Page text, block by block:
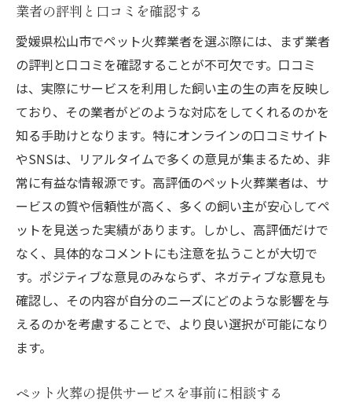
メモリアルグッズの活用法を知る
地元文化を反映した供養の選択
ペットの思い出を大切にする方法
火葬後のお骨の扱い方について
ペット火葬後の心のケアサポート
愛媛県松山市で信頼できるペット火葬業者の見
極め方
信頼度の高い業者の選定基準
業者の実績と経験を調べる方法
訪問前の事前確認ポイント
火葬前の打ち合わせで確認すべきこと
心に残る別れを演出する松山市のペット火葬の
業者の評判と口コミを確認する
愛媛県松山市でペット火葬業者を選ぶ際には、まず業者
の評判と口コミを確認することが不可欠です。口コミ
は、実際にサービスを利用した飼い主の生の声を反映し
ており、その業者がどのような対応をしてくれるのかを
知る手助けとなります。特にオンラインの口コミサイト
やSNSは、リアルタイムで多くの意見が集まるため、非
常に有益な情報源です。高評価のペット火葬業者は、サ
ービスの質や信頼性が高く、多くの飼い主が安心してペ
ットを見送った実績があります。しかし、高評価だけで
なく、具体的なコメントにも注意を払うことが大切で
す。ポジティブな意見のみならず、ネガティブな意見も
確認し、その内容が自分のニーズにどのような影響を与
えるのかを考慮することで、より良い選択が可能になり
ます。
ペット火葬の提供サービスを事前に相談する